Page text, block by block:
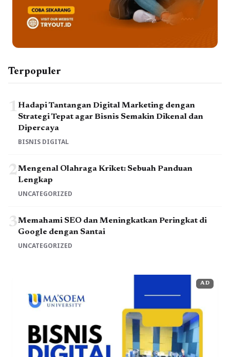
Terpopuler
1Hadapi Tantangan Digital Marketing dengan
Strategi Tepat agar Bisnis Semakin Dikenal dan
Dipercaya
BISNIS DIGITAL
2Mengenal Olahraga Kriket: Sebuah Panduan
Lengkap
UNCATEGORIZED
3Memahami SEO dan Meningkatkan Peringkat di
Google dengan Santai
UNCATEGORIZED
AD